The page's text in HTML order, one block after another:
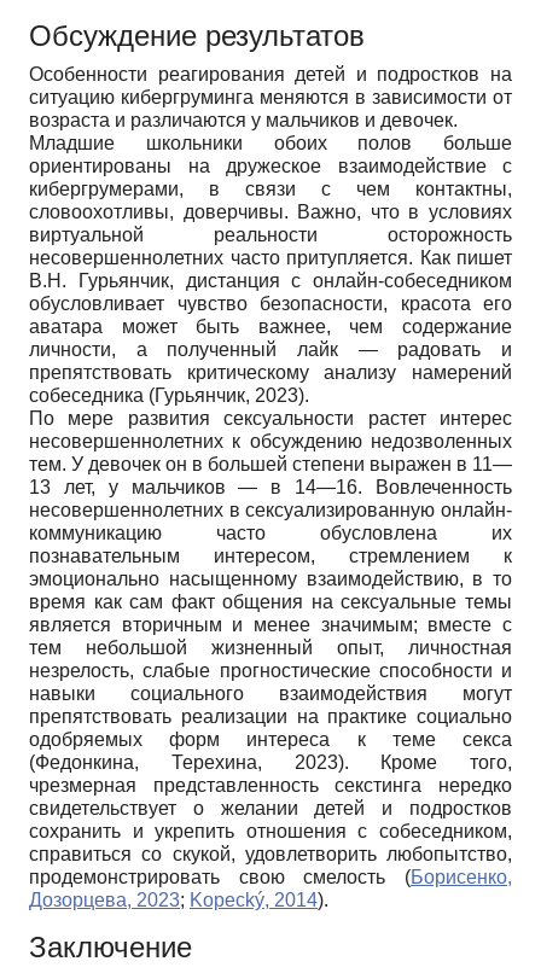
Обсуждение результатов
Особенности реагирования детей и подростков на
ситуацию кибергруминга меняются в зависимости от
возраста и различаются у мальчиков и девочек.
Младшие школьники обоих полов больше
ориентированы на дружеское взаимодействие с
кибергрумерами, в связи с чем контактны,
словоохотливы, доверчивы. Важно, что в условиях
виртуальной реальности осторожность
несовершеннолетних часто притупляется. Как пишет
В.Н. Гурьянчик, дистанция с онлайн-собеседником
обусловливает чувство безопасности, красота его
аватара может быть важнее, чем содержание
личности, а полученный лайк — радовать и
препятствовать критическому анализу намерений
собеседника (Гурьянчик, 2023).
По мере развития сексуальности растет интерес
несовершеннолетних к обсуждению недозволенных
тем. У девочек он в большей степени выражен в 11—
13 лет, у мальчиков — в 14—16. Вовлеченность
несовершеннолетних в сексуализированную онлайн-
коммуникацию часто обусловлена их
познавательным интересом, стремлением к
эмоционально насыщенному взаимодействию, в то
время как сам факт общения на сексуальные темы
является вторичным и менее значимым; вместе с
тем небольшой жизненный опыт, личностная
незрелость, слабые прогностические способности и
навыки социального взаимодействия могут
препятствовать реализации на практике социально
одобряемых форм интереса к теме секса
(Федонкина, Терехина, 2023). Кроме того,
чрезмерная представленность секстинга нередко
свидетельствует о желании детей и подростков
сохранить и укрепить отношения с собеседником,
справиться со скукой, удовлетворить любопытство,
продемонстрировать свою смелость (Борисенко,
Дозорцева, 2023; Kopecký, 2014).
Заключение